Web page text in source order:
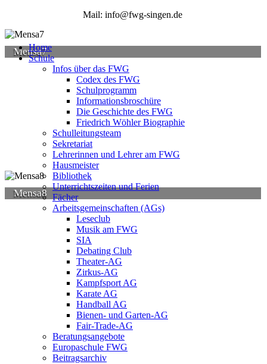
Mensa7
Mensa8
Mail: info@fwg-singen.de
Home
Schule
Infos über das FWG
Codex des FWG
Schulprogramm
Informationsbroschüre
Die Geschichte des FWG
Friedrich Wöhler Biographie
Schulleitungsteam
Sekretariat
Lehrerinnen und Lehrer am FWG
Hausmeister
Bibliothek
Unterrichtszeiten und Ferien
Fächer
Arbeitsgemeinschaften (AGs)
Leseclub
Musik am FWG
SIA
Debating Club
Theater-AG
Zirkus-AG
Kampfsport AG
Karate AG
Handball AG
Bienen- und Garten-AG
Fair-Trade-AG
Beratungsangebote
Europaschule FWG
Beitragsarchiv